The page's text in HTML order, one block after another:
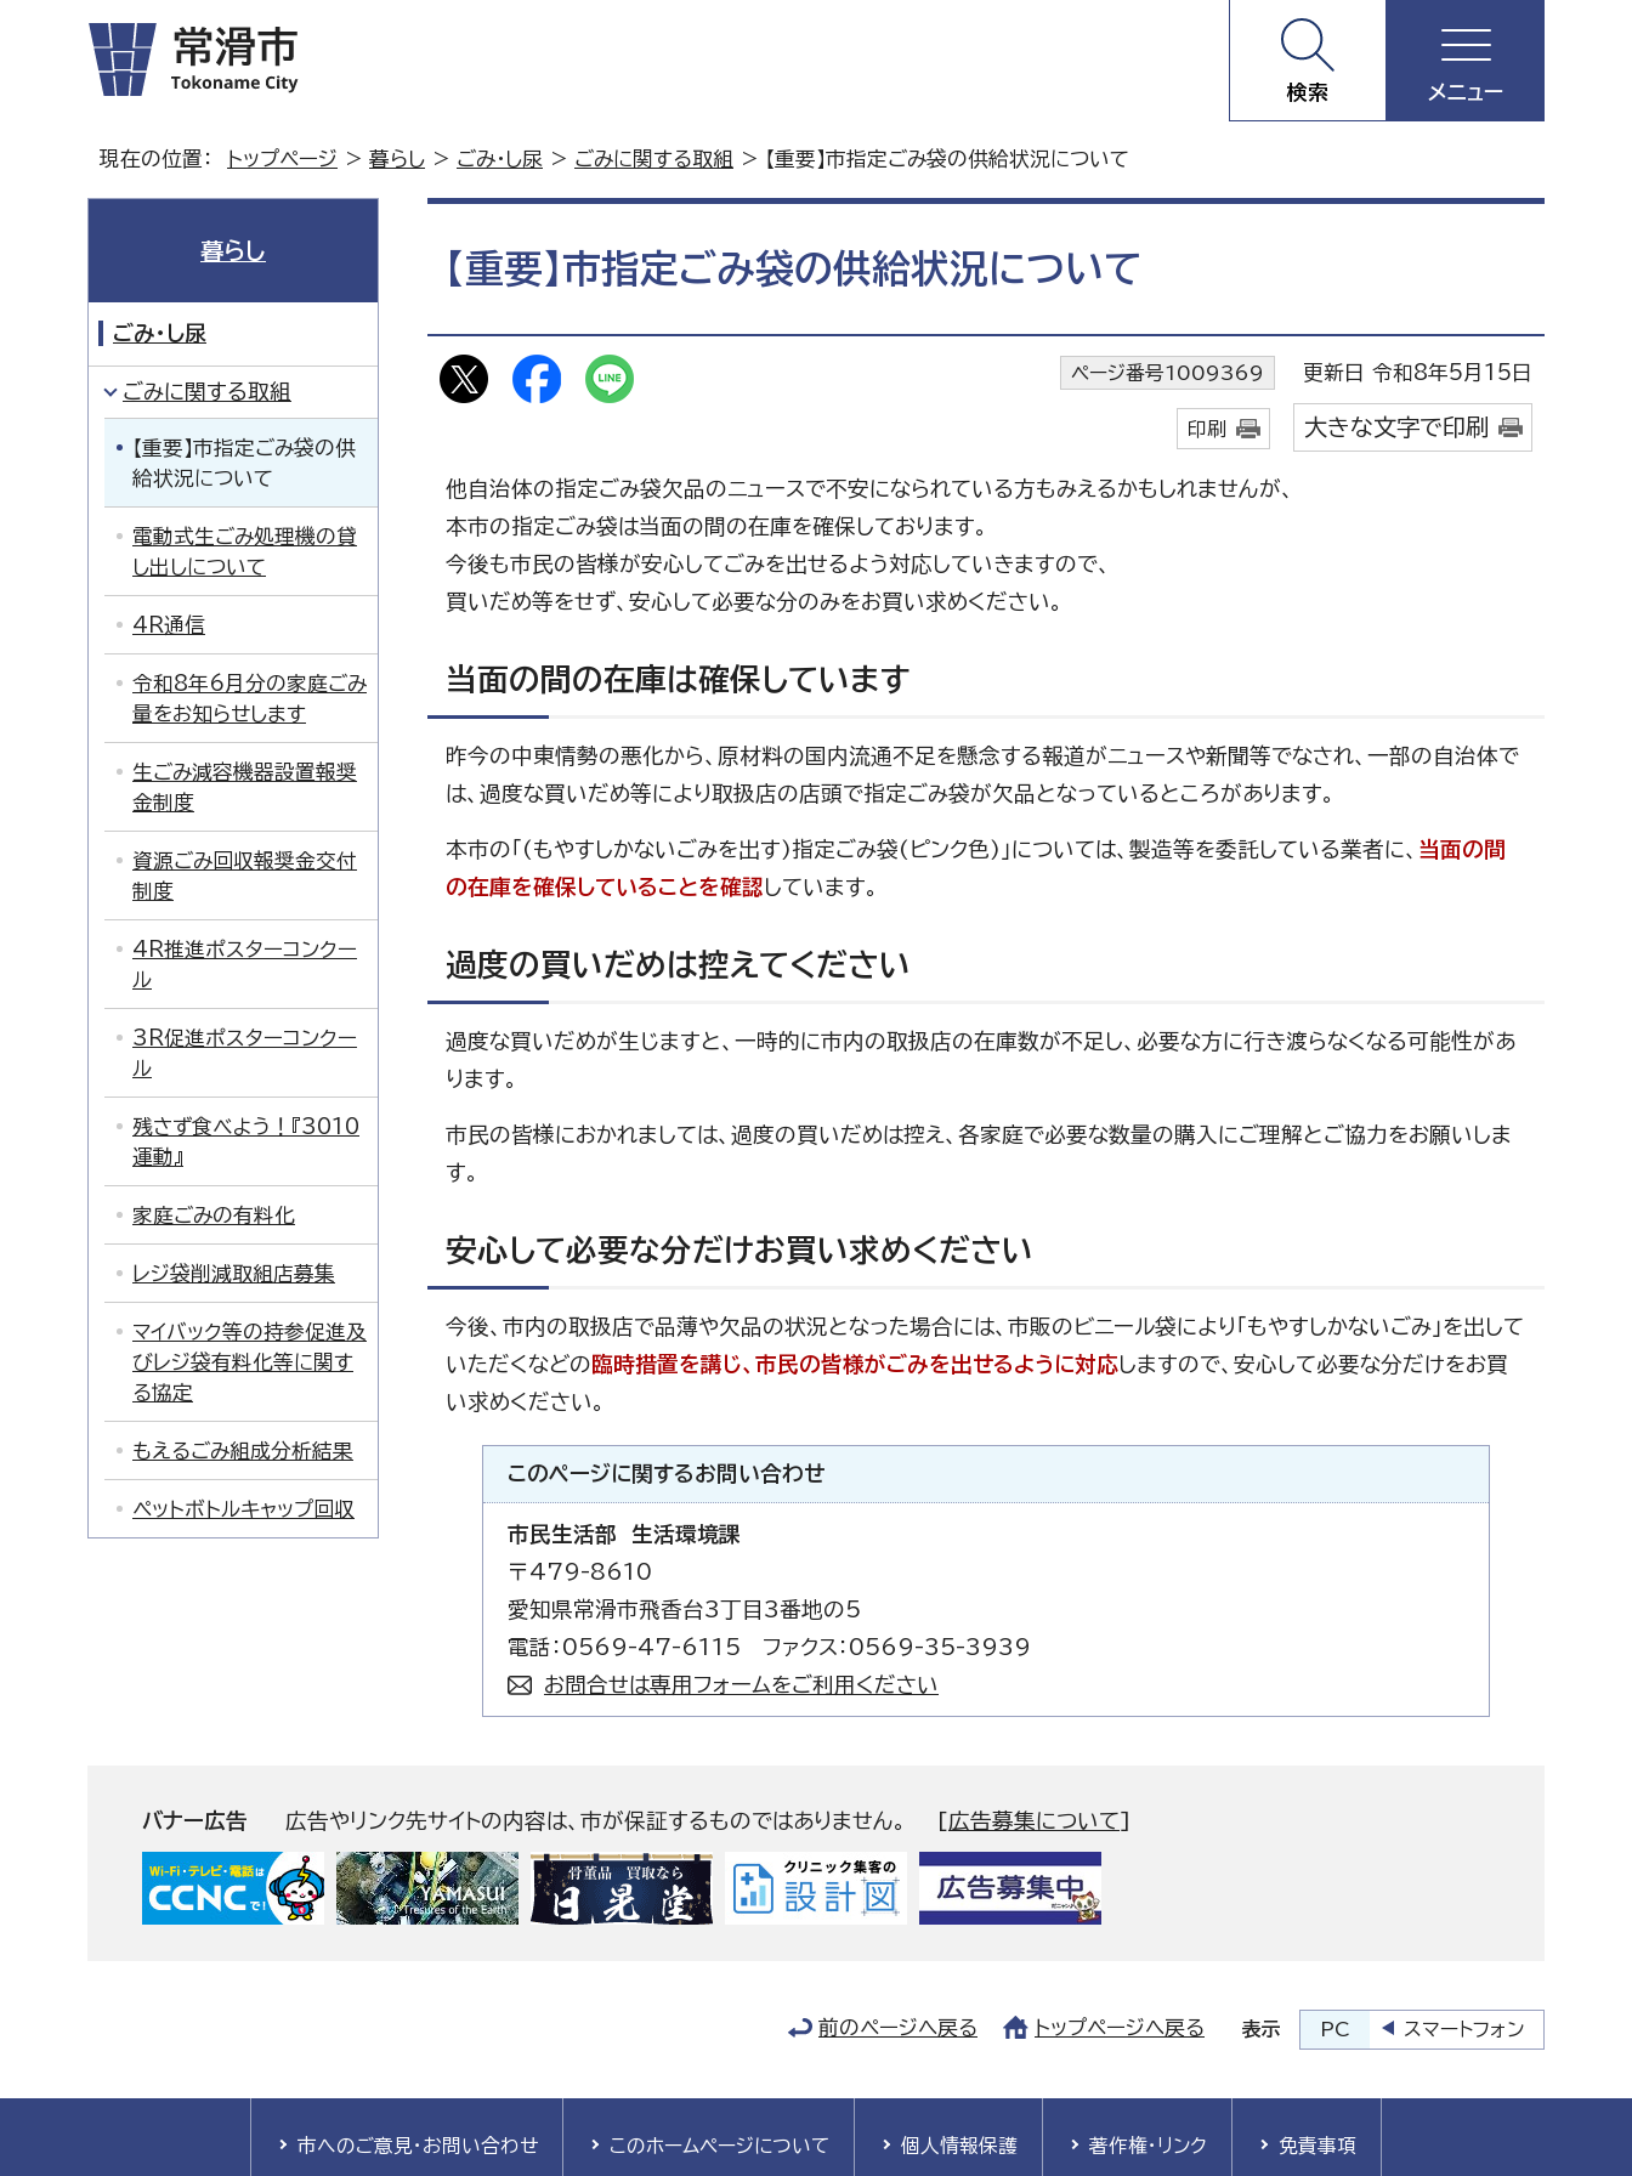
検索 メニュー
現在の位置： トップページ > 暮らし > ごみ・し尿 > ごみに関する取組 > 【重要】市指定ごみ袋の供給状況について
【重要】市指定ごみ袋の供給状況について
ページ番号1009369 更新日 令和8年5月15日
印刷 大きな文字で印刷
他自治体の指定ごみ袋欠品のニュースで不安になられている方もみえるかもしれませんが、
本市の指定ごみ袋は当面の間の在庫を確保しております。
今後も市民の皆様が安心してごみを出せるよう対応していきますので、
買いだめ等をせず、安心して必要な分のみをお買い求めください。
当面の間の在庫は確保しています
昨今の中東情勢の悪化から、原材料の国内流通不足を懸念する報道がニュースや新聞等でなされ、一部の自治体で
は、過度な買いだめ等により取扱店の店頭で指定ごみ袋が欠品となっているところがあります。
本市の「(もやすしかないごみを出す)指定ごみ袋(ピンク色)」については、製造等を委託している業者に、 当面の間
の在庫を確保していることを確認しています。
過度の買いだめは控えてください
過度な買いだめが生じますと、一時的に市内の取扱店の在庫数が不足し、必要な方に行き渡らなくなる可能性があ
ります。
市民の皆様におかれましては、過度の買いだめは控え、各家庭で必要な数量の購入にご理解とご協力をお願いしま
す。
安心して必要な分だけお買い求めください
今後、市内の取扱店で品薄や欠品の状況となった場合には、市販のビニール袋により「もやすしかないごみ」を出して
いただくなどの臨時措置を講じ、市民の皆様がごみを出せるように対応しますので、安心して必要な分だけをお買
い求めください。
このページに関するお問い合わせ
市民生活部 生活環境課
〒479-8610
愛知県常滑市飛香台3丁目3番地の5
電話：0569-47-6115 ファクス：0569-35-3939
お問合せは専用フォームをご利用ください
暮らし
ごみ・し尿
ごみに関する取組
【重要】市指定ごみ袋の供
給状況について
電動式生ごみ処理機の貸
し出しについて
4R通信
令和8年6月分の家庭ごみ
量をお知らせします
生ごみ減容機器設置報奨
金制度
資源ごみ回収報奨金交付
制度
4R推進ポスターコンクー
ル
3R促進ポスターコンクー
ル
残さず食べよう！『3010
運動』
家庭ごみの有料化
レジ袋削減取組店募集
マイバック等の持参促進及
びレジ袋有料化等に関す
る協定
もえるごみ組成分析結果
ペットボトルキャップ回収
バナー広告 広告やリンク先サイトの内容は、市が保証するものではありません。 [広告募集について]
前のページへ戻る トップページへ戻る 表示 PC スマートフォン
市へのご意見・お問い合わせ このホームページについて 個人情報保護 著作権・リンク 免責事項